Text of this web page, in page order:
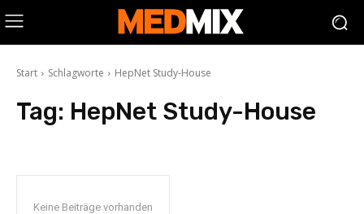
Start Schlagworte HepNet Study-House
Tag: HepNet Study-House
Keine Beiträge vorhanden